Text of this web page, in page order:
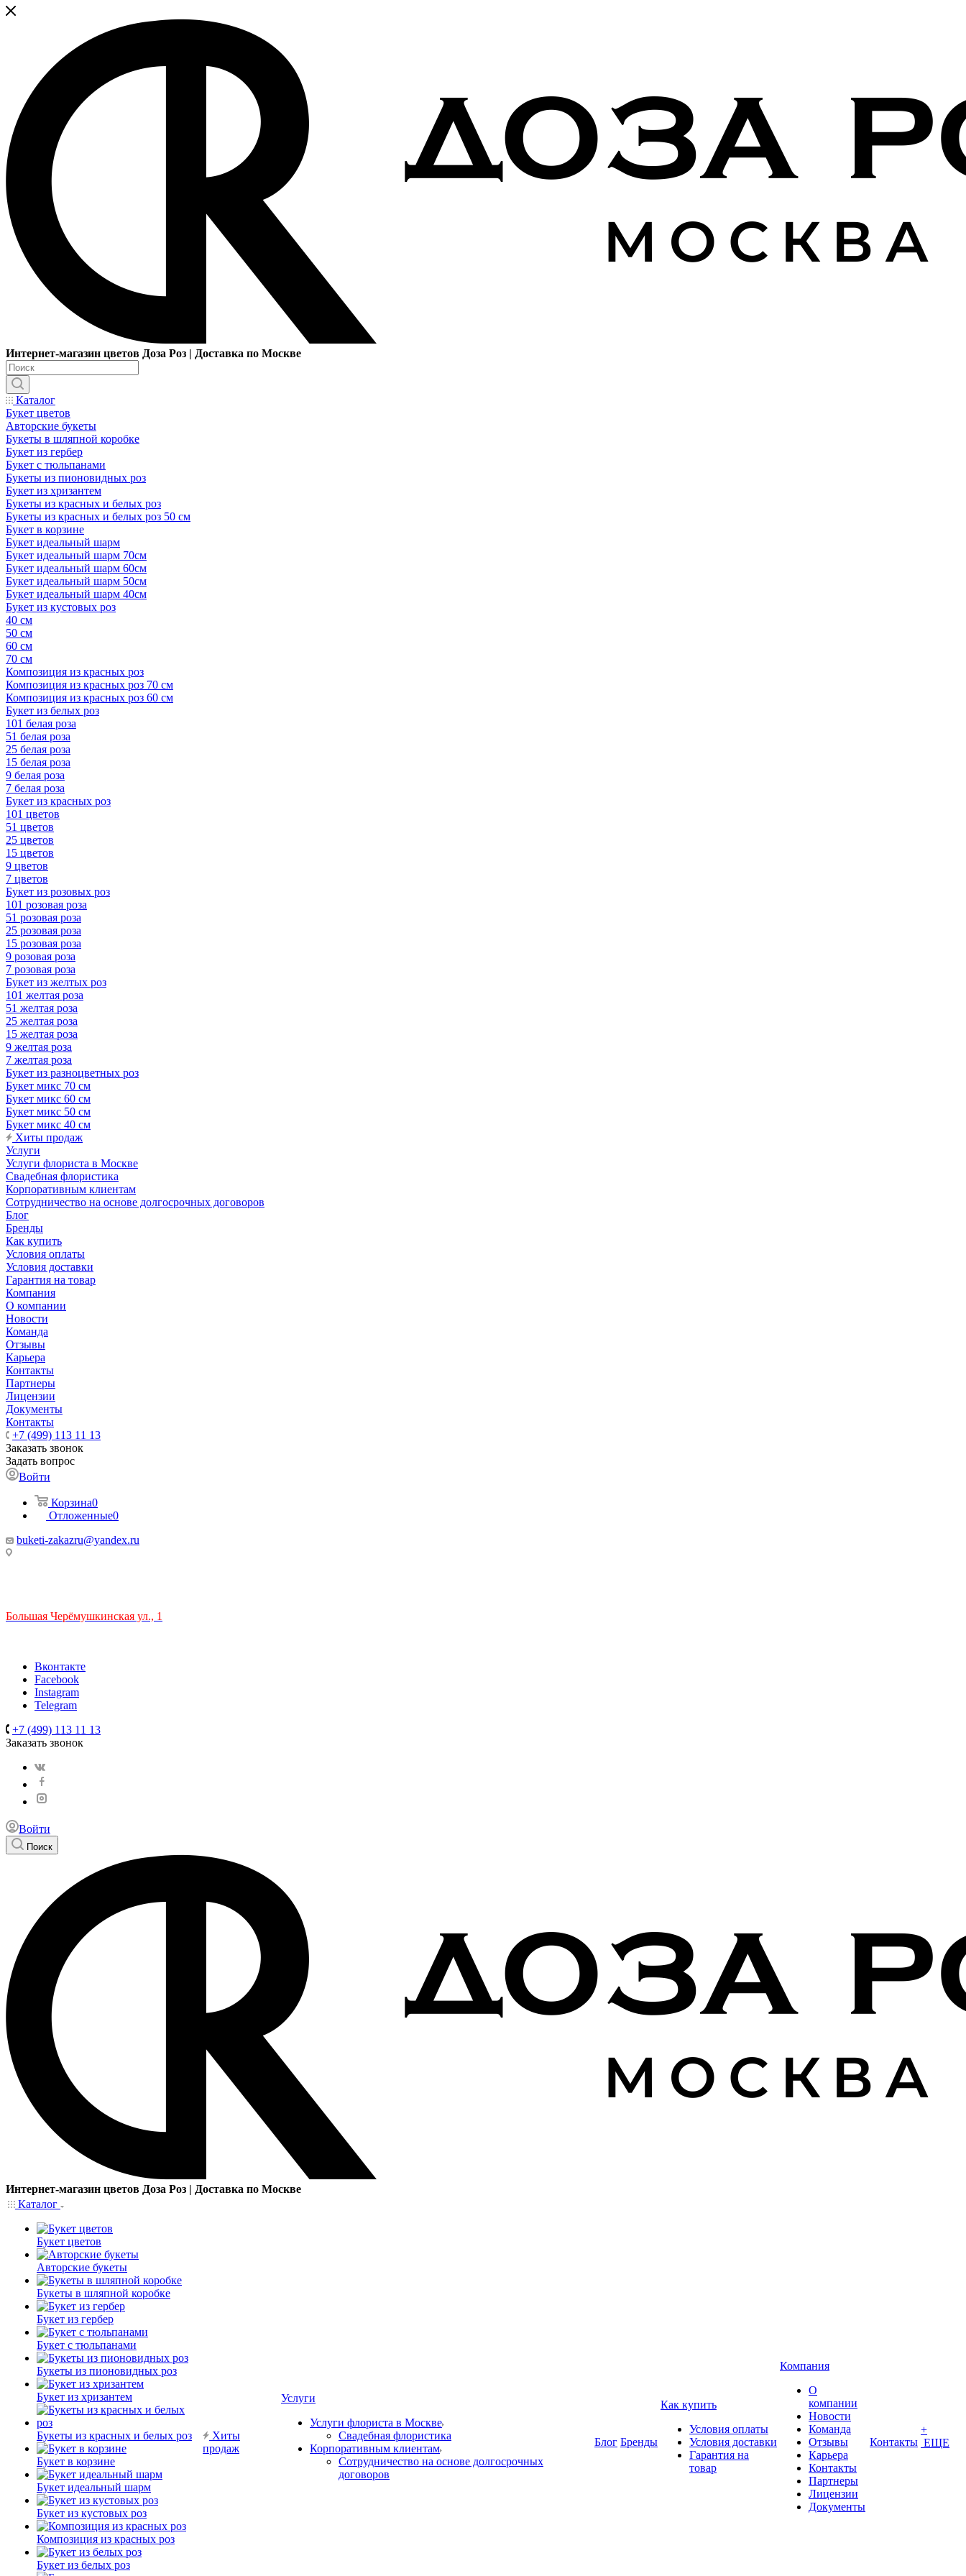
Интернет-магазин цветов Доза Роз | Доставка по Москве
Каталог
Букет цветов
Авторские букеты
Букеты в шляпной коробке
Букет из гербер
Букет с тюльпанами
Букеты из пионовидных роз
Букет из хризантем
Букеты из красных и белых роз
Букеты из красных и белых роз 50 см
Букет в корзине
Букет идеальный шарм
Букет идеальный шарм 70см
Букет идеальный шарм 60см
Букет идеальный шарм 50см
Букет идеальный шарм 40см
Букет из кустовых роз
40 см
50 см
60 см
70 см
Композиция из красных роз
Композиция из красных роз 70 см
Композиция из красных роз 60 см
Букет из белых роз
101 белая роза
51 белая роза
25 белая роза
15 белая роза
9 белая роза
7 белая роза
Букет из красных роз
101 цветов
51 цветов
25 цветов
15 цветов
9 цветов
7 цветов
Букет из розовых роз
101 розовая роза
51 розовая роза
25 розовая роза
15 розовая роза
9 розовая роза
7 розовая роза
Букет из желтых роз
101 желтая роза
51 желтая роза
25 желтая роза
15 желтая роза
9 желтая роза
7 желтая роза
Букет из разноцветных роз
Букет микс 70 см
Букет микс 60 см
Букет микс 50 см
Букет микс 40 см
Хиты продаж
Услуги
Услуги флориста в Москве
Свадебная флористика
Корпоративным клиентам
Сотрудничество на основе долгосрочных договоров
Блог
Бренды
Как купить
Условия оплаты
Условия доставки
Гарантия на товар
Компания
О компании
Новости
Команда
Отзывы
Карьера
Контакты
Партнеры
Лицензии
Документы
Контакты
+7 (499) 113 11 13
Заказать звонок
Задать вопрос
Войти
Корзина0
Отложенные0
buketi-zakazru@yandex.ru
Большая Черёмушкинская ул., 1
Вконтакте
Facebook
Instagram
Telegram
+7 (499) 113 11 13
Заказать звонок
Войти
Поиск
Интернет-магазин цветов Доза Роз | Доставка по Москве
Каталог
Букет цветов
Авторские букеты
Букеты в шляпной коробке
Букет из гербер
Букет с тюльпанами
Букеты из пионовидных роз
Букет из хризантем
Букеты из красных и белых роз
Букет в корзине
Букет идеальный шарм
Букет из кустовых роз
Композиция из красных роз
Букет из белых роз
Хиты
продаж
Услуги
Услуги флориста в Москве
Свадебная флористика
Корпоративным клиентам
Сотрудничество на основе долгосрочных
договоров
Блог Бренды
Как купить
Условия оплаты
Условия доставки
Гарантия на
товар
Компания
О
компании
Новости
Команда
Отзывы
Карьера
Контакты
Партнеры
Лицензии
Документы
Контакты
+
ЕЩЕ